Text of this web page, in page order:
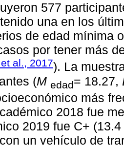
577
una en los
de edad mínima
por tener más
al., 2017). La
(M edad= 18.27,
más
2018 fue
2019 fue C+
un vehículo de